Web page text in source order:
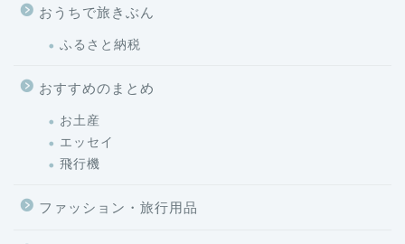
おうちで旅きぶん
ふるさと納税
おすすめのまとめ
お土産
エッセイ
飛行機
ファッション・旅行用品